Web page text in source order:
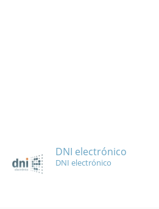
DNI electrónico
DNI electrónico